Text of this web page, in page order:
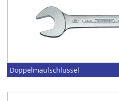
Doppelmaulschlüssel